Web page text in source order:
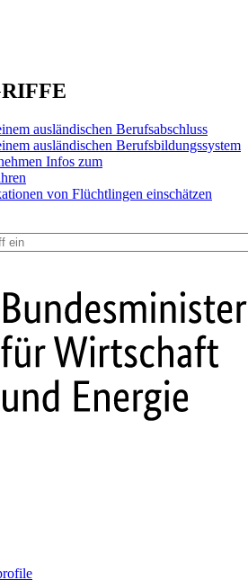
ausländischen Berufsabschluss
ausländischen Berufsbildungssystem
Infos zum
von Flüchtlingen einschätzen